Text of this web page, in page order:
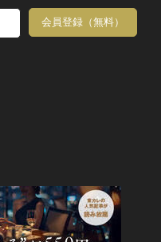
会員登録（無料）